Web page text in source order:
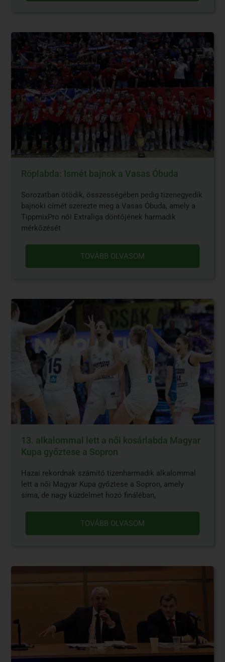
Röplabda: Ismét bajnok a Vasas Óbuda
Sorozatban ötödik, összességében pedig tizenegyedik
bajnoki címét szerezte meg a Vasas Óbuda, amely a
TippmixPro női Extraliga döntőjének harmadik
mérkőzését
TOVÁBB OLVASOM
13. alkalommal lett a női kosárlabda Magyar
Kupa győztese a Sopron
Hazai rekordnak számító tizenharmadik alkalommal
lett a női Magyar Kupa győztese a Sopron, amely
sima, de nagy küzdelmet hozó fináléban,
TOVÁBB OLVASOM